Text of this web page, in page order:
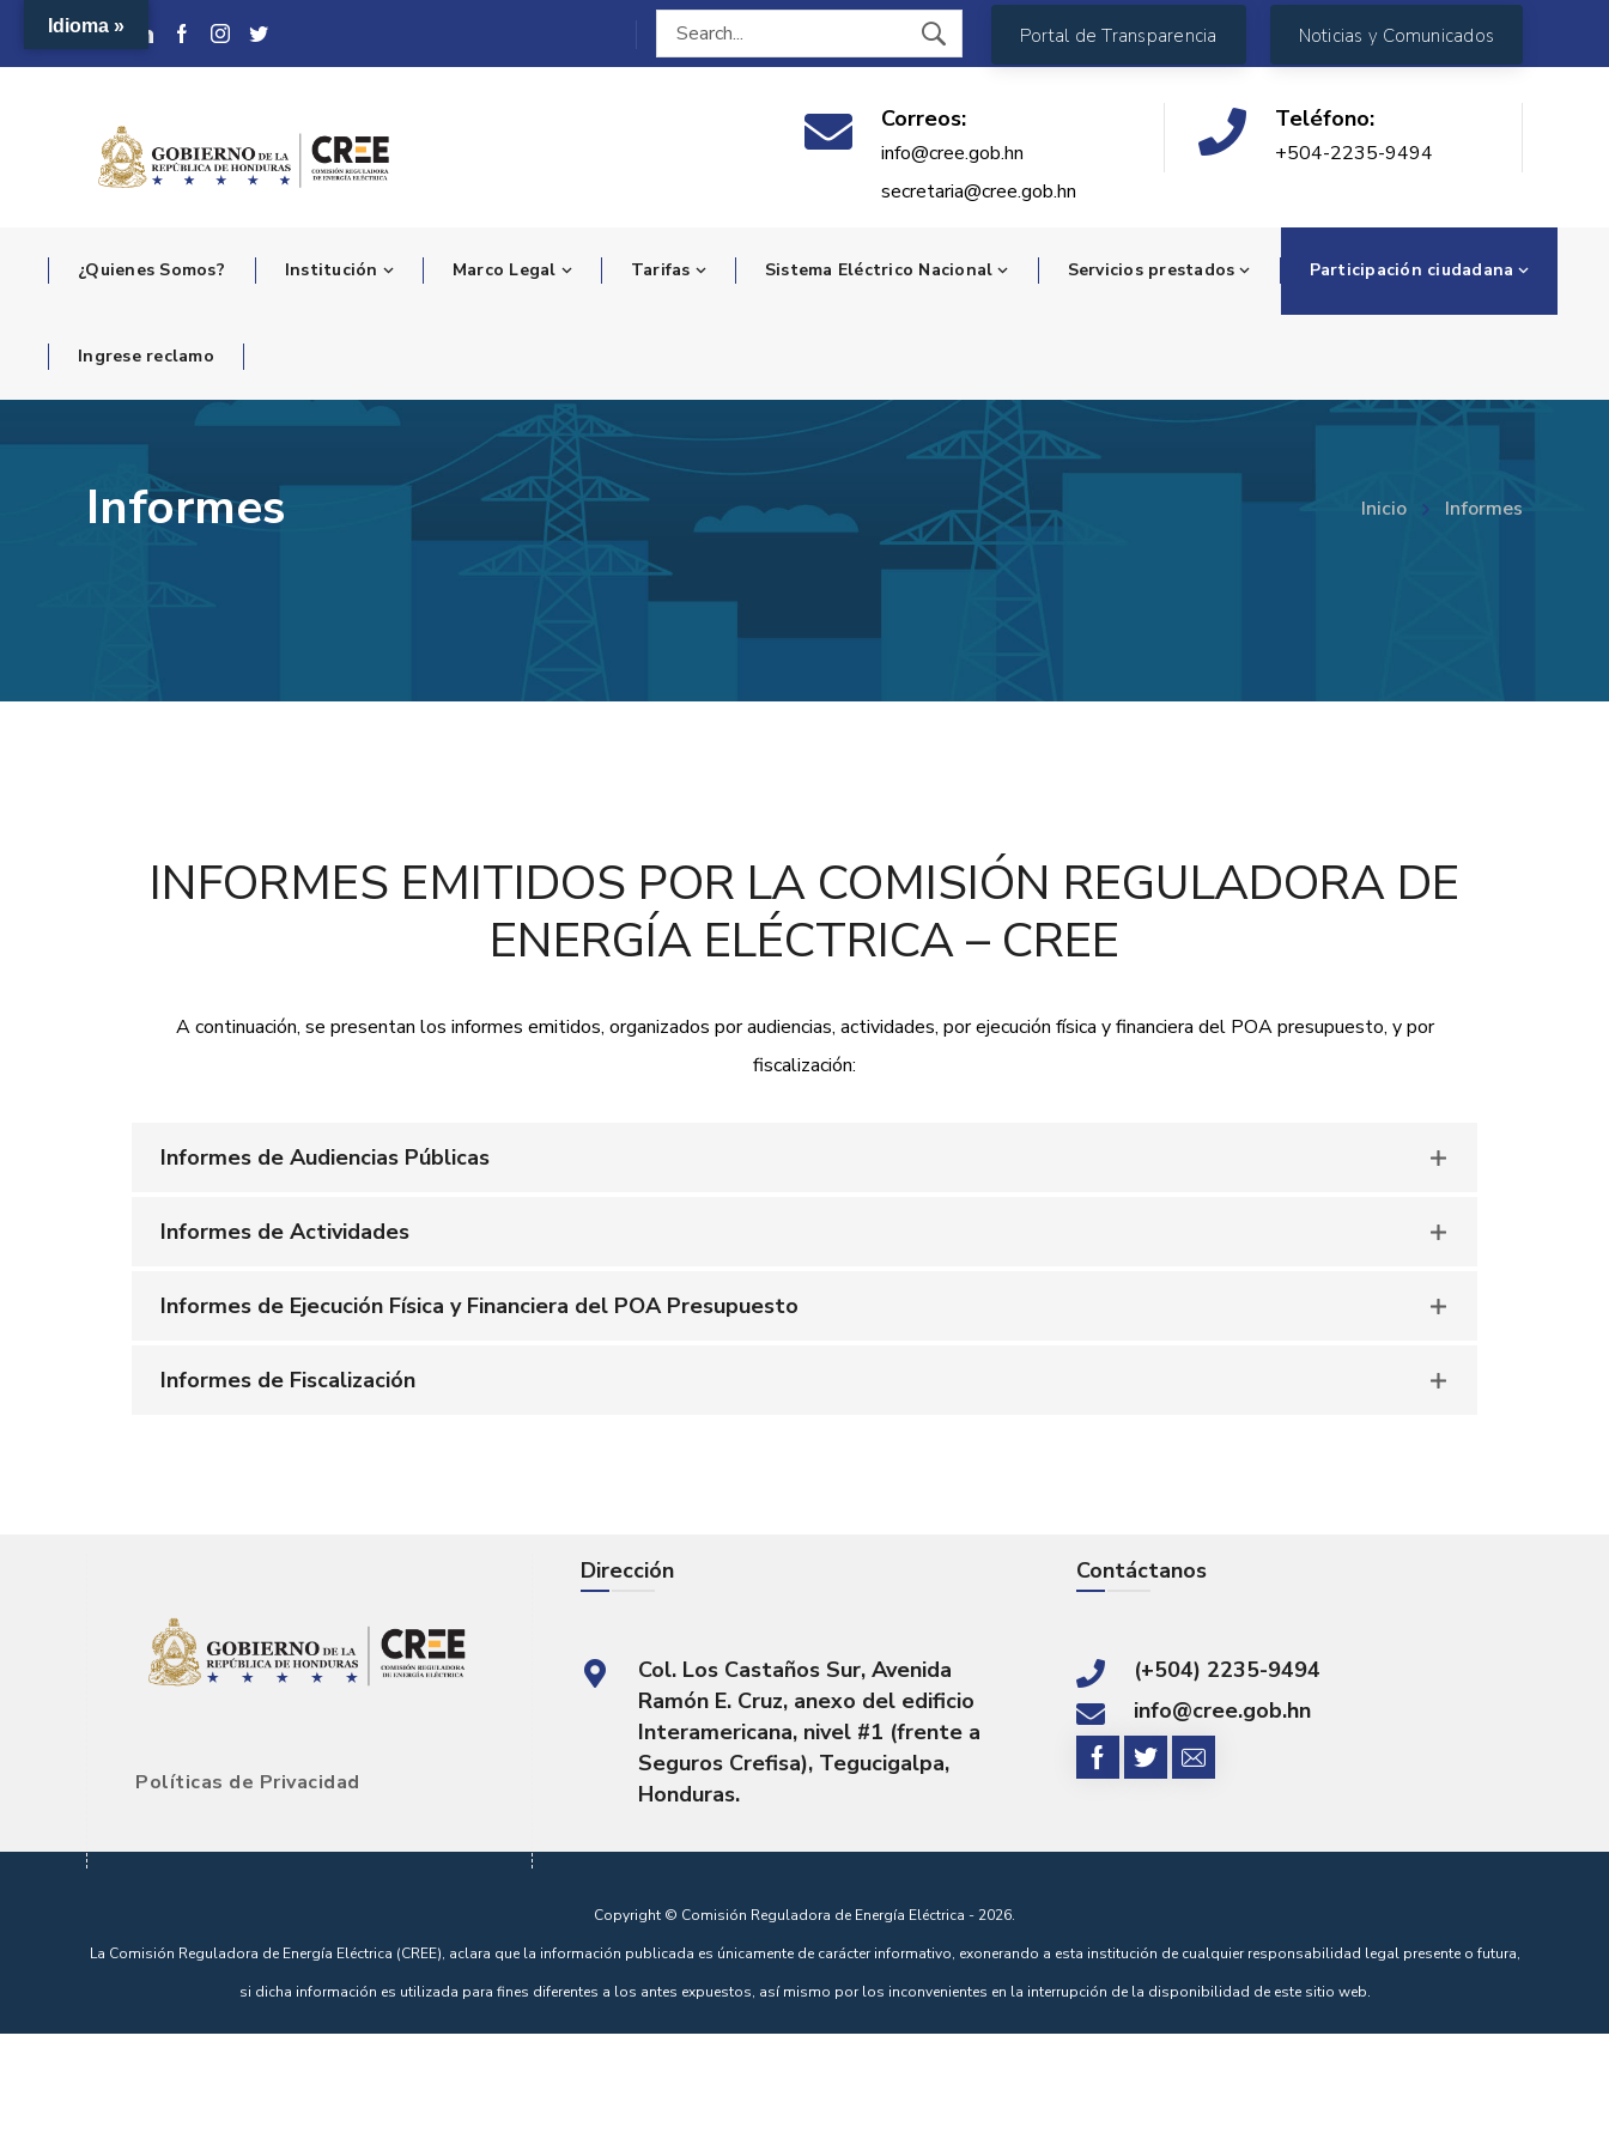
Noticias y Comunicados
Portal de Transparencia
Correos:
info@cree.gob.hn
secretaria@cree.gob.hn
Teléfono:
+504-2235-9494
¿Quienes Somos? Institución Marco Legal Tarifas Sistema Eléctrico Nacional Servicios prestados Participación ciudadana
Ingrese reclamo
Informes Inicio Informes
INFORMES EMITIDOS POR LA COMISIÓN REGULADORA DE
ENERGÍA ELÉCTRICA – CREE
A continuación, se presentan los informes emitidos, organizados por audiencias, actividades, por ejecución física y financiera del POA presupuesto, y por
fiscalización:
Informes de Audiencias Públicas
Informes de Actividades
Informes de Ejecución Física y Financiera del POA Presupuesto
Informes de Fiscalización
Políticas de Privacidad
Dirección
Col. Los Castaños Sur, Avenida
Ramón E. Cruz, anexo del edificio
Interamericana, nivel #1 (frente a
Seguros Crefisa), Tegucigalpa,
Honduras.
Contáctanos
(+504) 2235-9494
info@cree.gob.hn
Copyright © Comisión Reguladora de Energía Eléctrica - 2026.
La Comisión Reguladora de Energía Eléctrica (CREE), aclara que la información publicada es únicamente de carácter informativo, exonerando a esta institución de cualquier responsabilidad legal presente o futura,
si dicha información es utilizada para fines diferentes a los antes expuestos, así mismo por los inconvenientes en la interrupción de la disponibilidad de este sitio web.
Idioma »